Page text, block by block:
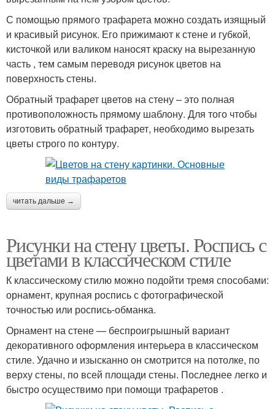
С помощью прямого трафарета можно создать изящный
и красивый рисунок. Его прижимают к стене и губкой,
кисточкой или валиком наносят краску на вырезанную
часть , тем самым переводя рисунок цветов на
поверхность стены.
Обратный трафарет цветов на стену – это полная
противоположность прямому шаблону. Для того чтобы
изготовить обратный трафарет, необходимо вырезать
цветы строго по контуру.
читать дальше →
Рисунки на стену цветы. Роспись с
цветами в классическом стиле
К классическому стилю можно подойти тремя способами:
орнамент, крупная роспись с фотографической
точностью или роспись-обманка.
Орнамент на стене — беспроигрышный вариант
декоративного оформления интерьера в классическом
стиле. Удачно и изысканно он смотрится на потолке, по
верху стены, по всей площади стены. Последнее легко и
быстро осуществимо при помощи трафаретов .